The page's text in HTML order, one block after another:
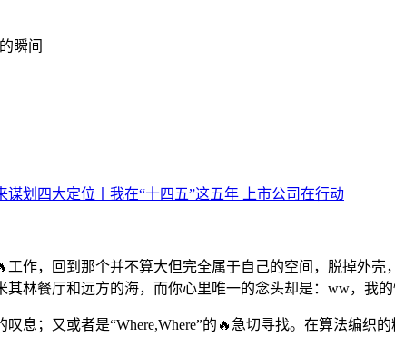
瞬间
作，回到那个并不算大但完全属于自己的空间，脱掉外
林餐厅和远方的海，而你心里唯一的念头却是：ww，我的
息；又或者是“Where,Where”的🔥急切寻找。在算法编